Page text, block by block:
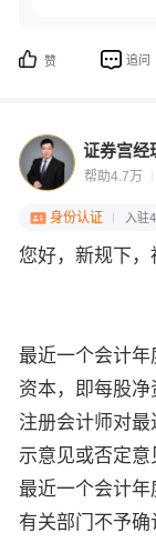
赞 追问
证券宫经
帮助4.7万
身份认证 入驻
您好，新规下，
最近一个会计
资本，即每股净
注册会计师对
示意见或否定意
最近一个会计年
有关部门不予确